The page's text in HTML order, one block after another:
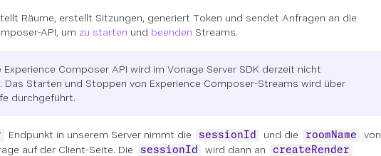
Räume, erstellt Sitzungen, generiert Token und sendet Anfragen an die
API, um zu starten und beenden Streams.
Experience Composer API wird im Vonage Server SDK derzeit nicht
Starten und Stoppen von Experience Composer-Streams wird über
durchgeführt.
Endpunkt in unserem Server nimmt die sessionId und die roomName
von
auf der Client-Seite. Die
sessionId wird dann an createRender